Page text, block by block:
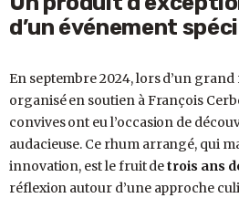
d’un événement
En septembre 2024, lors d’un
organisé en soutien à François
convives ont eu l’occasion de
audacieuse. Ce rhum arrangé, qui
innovation, est le fruit detrois ans
réflexion autour d’une approche